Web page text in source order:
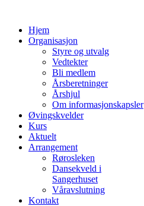
Hjem
Organisasjon
Styre og utvalg
Vedtekter
Bli medlem
Årsberetninger
Årshjul
Om informasjonskapsler
Øvingskvelder
Kurs
Aktuelt
Arrangement
Rørosleken
Dansekveld i
Sangerhuset
Våravslutning
Kontakt